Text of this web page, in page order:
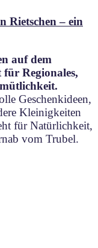
Rietschen – ein
auf dem
Regionales,
Geschenkideen,
Kleinigkeiten
für Natürlichkeit,
vom Trubel.